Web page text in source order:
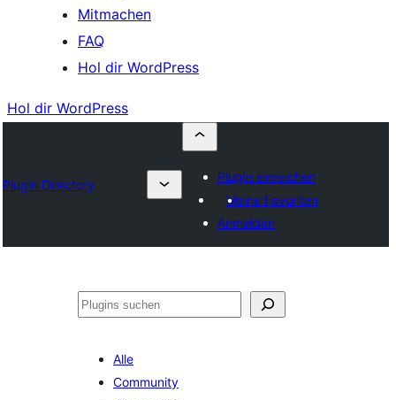
Mitmachen
FAQ
Hol dir WordPress
Hol dir WordPress
Plugin Directory
Plugin einreichen
Meine Favoriten
Anmelden
Suchen
Alle
Community